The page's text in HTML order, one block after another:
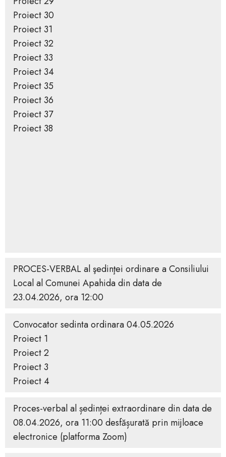
Proiect 30
Proiect 31
Proiect 32
Proiect 33
Proiect 34
Proiect 35
Proiect 36
Proiect 37
Proiect 38
PROCES-VERBAL al şedinţei ordinare a Consiliului
Local al Comunei Apahida din data de
23.04.2026, ora 12:00
Convocator sedinta ordinara 04.05.2026
Proiect 1
Proiect 2
Proiect 3
Proiect 4
Proces-verbal al ședinței extraordinare din data de
08.04.2026, ora 11:00 desfășurată prin mijloace
electronice (platforma Zoom)